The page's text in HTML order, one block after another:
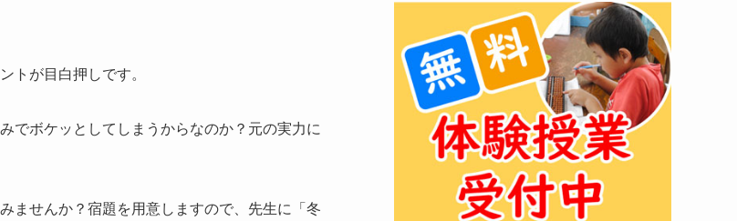
トが目白押しです。
でボケッとしてしまうからなのか？元の実力に
ませんか？宿題を用意しますので、先生に「冬